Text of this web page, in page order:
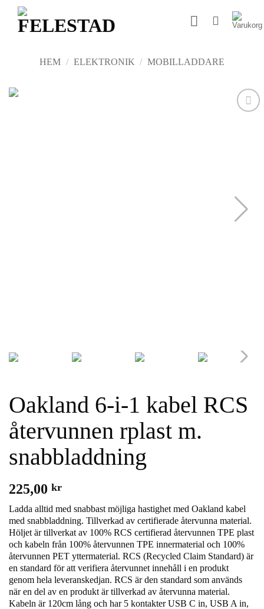
content
HEM / ELEKTRONIK / MOBILLADDARE
Oakland 6-i-1 kabel RCS
återvunnen rplast m.
snabbladdning
225,00 kr
Ladda alltid med snabbast möjliga hastighet med Oakland kabel
med snabbladdning. Tillverkad av certifierade återvunna material.
Höljet är tillverkat av 100% RCS certifierad återvunnen TPE plast
och kabeln från 100% återvunnen TPE innermaterial och 100%
återvunnen PET yttermaterial. RCS (Recycled Claim Standard) är
en standard för att verifiera återvunnet innehåll i en produkt
genom hela leveranskedjan. RCS är den standard som används
när en del av en produkt är tillverkad av återvunna material.
Kabeln är 120cm lång och har 5 kontakter USB C in, USB A in,